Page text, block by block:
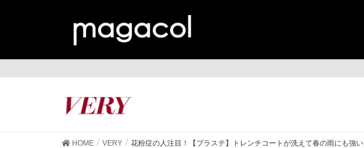
HOME VERY 花粉症の人注目！【プラステ】トレンチコートが洗えて春の雨にも強い